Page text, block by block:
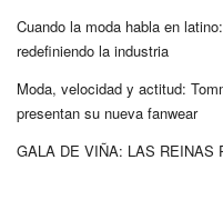
Cuando la moda habla en
redefiniendo la industria
Moda, velocidad y actitud:
presentan su nueva fanwear
GALA DE VIÑA: LAS REINAS